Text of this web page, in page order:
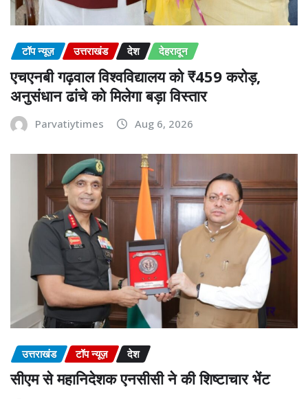
टॉप न्यूज़ उत्तराखंड देश देहरादून
एचएनबी गढ़वाल विश्वविद्यालय को ₹459 करोड़,
अनुसंधान ढांचे को मिलेगा बड़ा विस्तार
Parvatiytimes Aug 6, 2026
उत्तराखंड टॉप न्यूज़ देश
सीएम से महानिदेशक एनसीसी ने की शिष्टाचार भेंट